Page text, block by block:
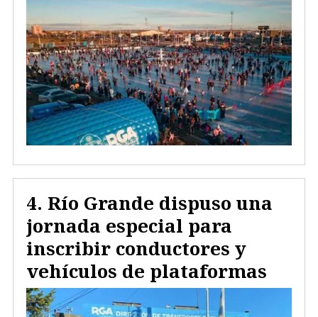
Río Grande dispuso una
jornada especial para
inscribir conductores y
vehículos de plataformas